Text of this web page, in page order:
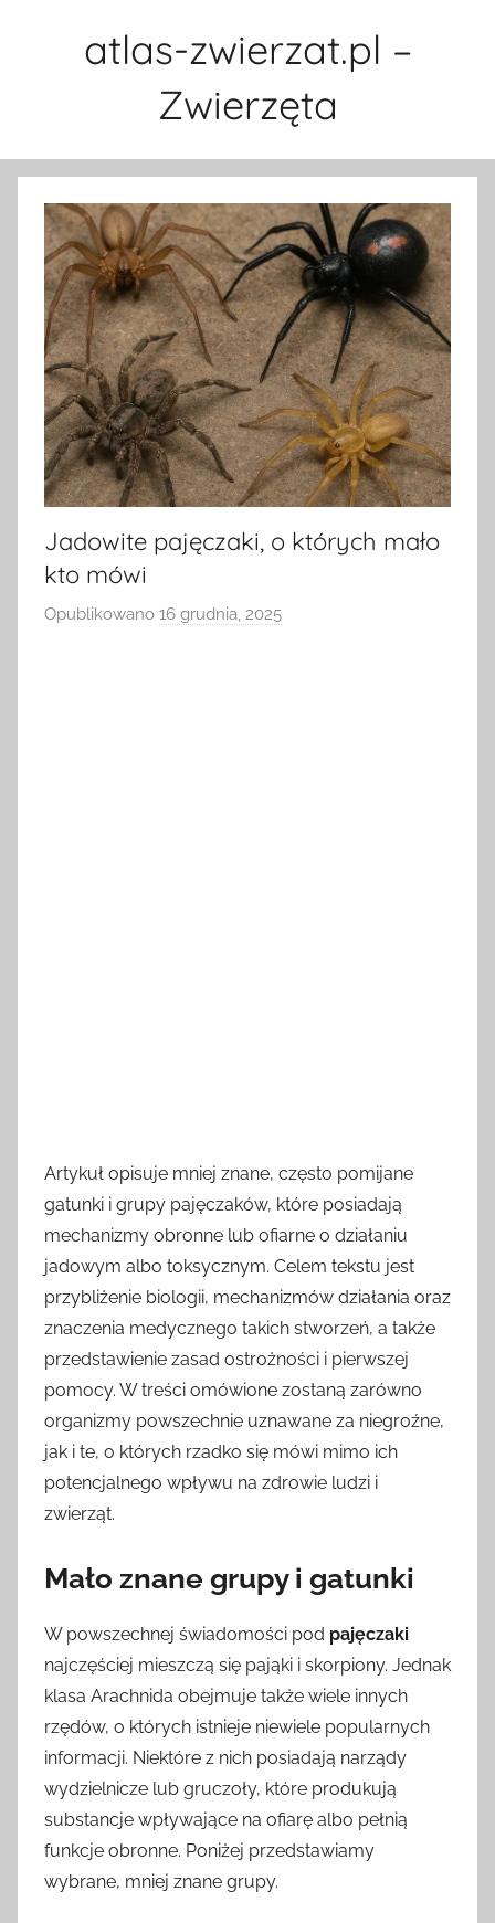
atlas-zwierzat.pl –
Zwierzęta
Jadowite pajęczaki, o których mało
kto mówi
Opublikowano 16 grudnia, 2025
Artykuł opisuje mniej znane, często pomijane
gatunki i grupy pajęczaków, które posiadają
mechanizmy obronne lub ofiarne o działaniu
jadowym albo toksycznym. Celem tekstu jest
przybliżenie biologii, mechanizmów działania oraz
znaczenia medycznego takich stworzeń, a także
przedstawienie zasad ostrożności i pierwszej
pomocy. W treści omówione zostaną zarówno
organizmy powszechnie uznawane za niegroźne,
jak i te, o których rzadko się mówi mimo ich
potencjalnego wpływu na zdrowie ludzi i
zwierząt.
Mało znane grupy i gatunki
W powszechnej świadomości pod pajęczaki
najczęściej mieszczą się pająki i skorpiony. Jednak
klasa Arachnida obejmuje także wiele innych
rzędów, o których istnieje niewiele popularnych
informacji. Niektóre z nich posiadają narządy
wydzielnicze lub gruczoły, które produkują
substancje wpływające na ofiarę albo pełnią
funkcje obronne. Poniżej przedstawiamy
wybrane, mniej znane grupy.